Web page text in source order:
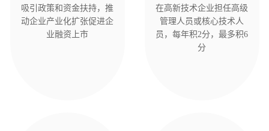
吸引政策和资金扶持，推
动企业产业化扩张促进企
业融资上市
在高新技术企业担任高级
管理人员或核心技术人
员，每年积2分，最多积6
分